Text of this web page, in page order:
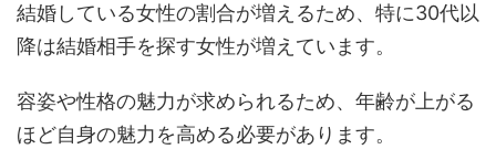
結婚している女性の割合が増えるため、特に30代以
降は結婚相手を探す女性が増えています。
容姿や性格の魅力が求められるため、年齢が上がる
ほど自身の魅力を高める必要があります。